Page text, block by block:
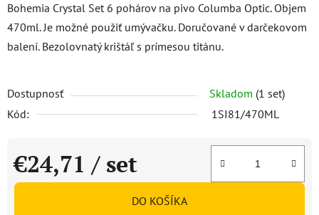
Bohemia Crystal Set 6 pohárov na pivo Columba Optic. Objem
470ml. Je možné použiť umývačku. Doručované v darčekovom
balení. Bezolovnatý krištáľ s prímesou titánu.
Dostupnosť Skladom (1 set)
Kód:
1SI81/470ML
€24,71 / set
Jednotková cena:
DO KOŠÍKA